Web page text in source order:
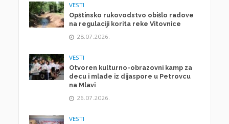
VESTI
Opštinsko rukovodstvo obišlo radove
na regulaciji korita reke Vitovnice
28.07.2026.
VESTI
Otvoren kulturno-obrazovni kamp za
decu i mlade iz dijaspore u Petrovcu
na Mlavi
26.07.2026.
VESTI